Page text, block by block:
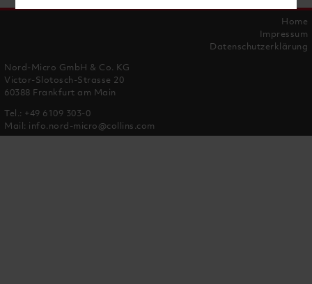
Nord-Micro GmbH & Co. KG
Victor-Slotosch-Strasse 20
60388 Frankfurt am Main
Tel.: +49 6109 303-0
Mail: info.nord-micro@collins.com
Home
Impressum
Datenschutzerklärung